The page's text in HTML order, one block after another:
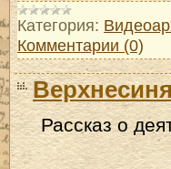
Категория:
Комментарии (0)
Рассказ о